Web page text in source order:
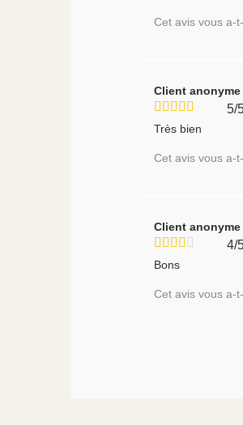
Cet avis vous a-
Client anonyme
5/
Très bien
Cet avis vous a-
Client anonyme
4/
Bons
Cet avis vous a-